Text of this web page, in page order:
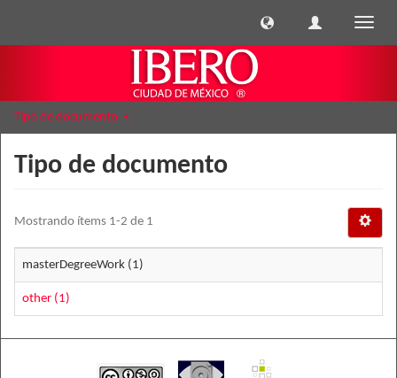
Tipo de documento
Tipo de documento
Mostrando ítems 1-2 de 1
masterDegreeWork (1)
other (1)